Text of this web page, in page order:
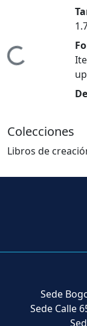
Cargando...
Colecciones
Libros de
Sede
Sede Calle